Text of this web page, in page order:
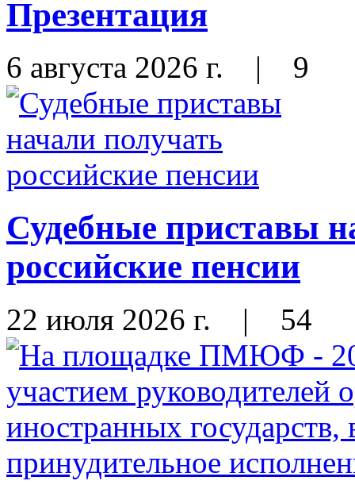
Презентация
6 августа 2026 г. | 9
Судебные приставы
российские пенсии
22 июля 2026 г. | 54